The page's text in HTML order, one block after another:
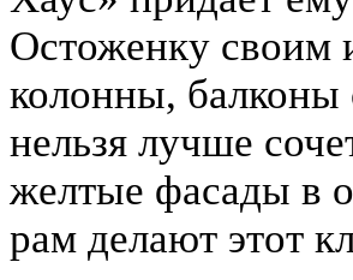
Остоженку своим
колонны,
нельзя лучше
желтые фасады в
рам делают этот